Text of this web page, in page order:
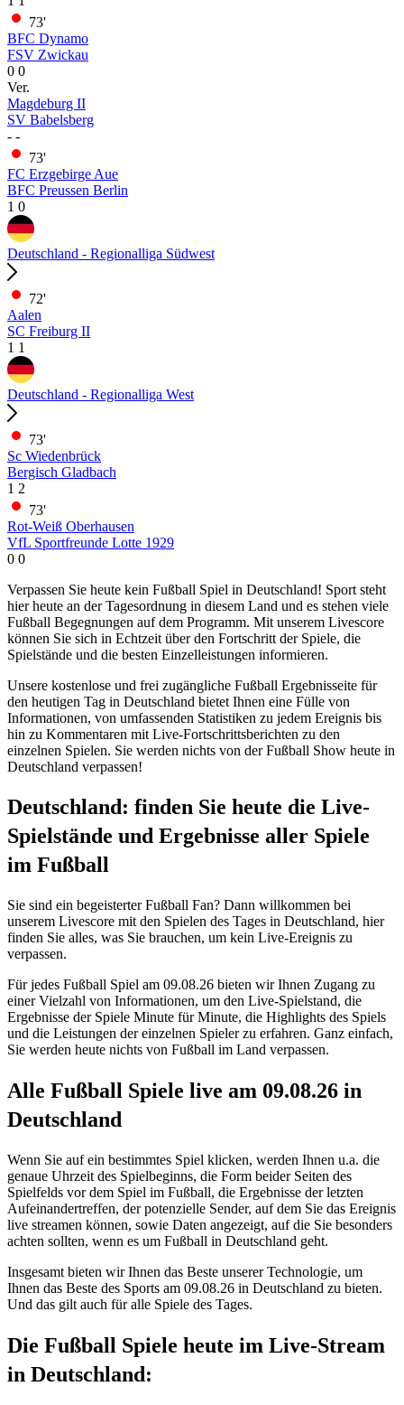
73'
BFC Dynamo
FSV Zwickau
0 0
Ver.
Magdeburg II
SV Babelsberg
- -
73'
FC Erzgebirge Aue
BFC Preussen Berlin
1 0
Deutschland - Regionalliga Südwest
72'
Aalen
SC Freiburg II
1 1
Deutschland - Regionalliga West
73'
Sc Wiedenbrück
Bergisch Gladbach
1 2
73'
Rot-Weiß Oberhausen
VfL Sportfreunde Lotte 1929
0 0
Verpassen Sie heute kein Fußball Spiel in Deutschland! Sport steht
hier heute an der Tagesordnung in diesem Land und es stehen viele
Fußball Begegnungen auf dem Programm. Mit unserem Livescore
können Sie sich in Echtzeit über den Fortschritt der Spiele, die
Spielstände und die besten Einzelleistungen informieren.
Unsere kostenlose und frei zugängliche Fußball Ergebnisseite für
den heutigen Tag in Deutschland bietet Ihnen eine Fülle von
Informationen, von umfassenden Statistiken zu jedem Ereignis bis
hin zu Kommentaren mit Live-Fortschrittsberichten zu den
einzelnen Spielen. Sie werden nichts von der Fußball Show heute in
Deutschland verpassen!
Deutschland: finden Sie heute die Live-
Spielstände und Ergebnisse aller Spiele
im Fußball
Sie sind ein begeisterter Fußball Fan? Dann willkommen bei
unserem Livescore mit den Spielen des Tages in Deutschland, hier
finden Sie alles, was Sie brauchen, um kein Live-Ereignis zu
verpassen.
Für jedes Fußball Spiel am 09.08.26 bieten wir Ihnen Zugang zu
einer Vielzahl von Informationen, um den Live-Spielstand, die
Ergebnisse der Spiele Minute für Minute, die Highlights des Spiels
und die Leistungen der einzelnen Spieler zu erfahren. Ganz einfach,
Sie werden heute nichts von Fußball im Land verpassen.
Alle Fußball Spiele live am 09.08.26 in
Deutschland
Wenn Sie auf ein bestimmtes Spiel klicken, werden Ihnen u.a. die
genaue Uhrzeit des Spielbeginns, die Form beider Seiten des
Spielfelds vor dem Spiel im Fußball, die Ergebnisse der letzten
Aufeinandertreffen, der potenzielle Sender, auf dem Sie das Ereignis
live streamen können, sowie Daten angezeigt, auf die Sie besonders
achten sollten, wenn es um Fußball in Deutschland geht.
Insgesamt bieten wir Ihnen das Beste unserer Technologie, um
Ihnen das Beste des Sports am 09.08.26 in Deutschland zu bieten.
Und das gilt auch für alle Spiele des Tages.
Die Fußball Spiele heute im Live-Stream
in Deutschland: